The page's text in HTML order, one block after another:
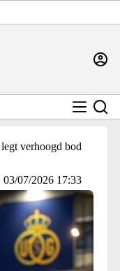
verhoogd bod
03/07/2026 17:33